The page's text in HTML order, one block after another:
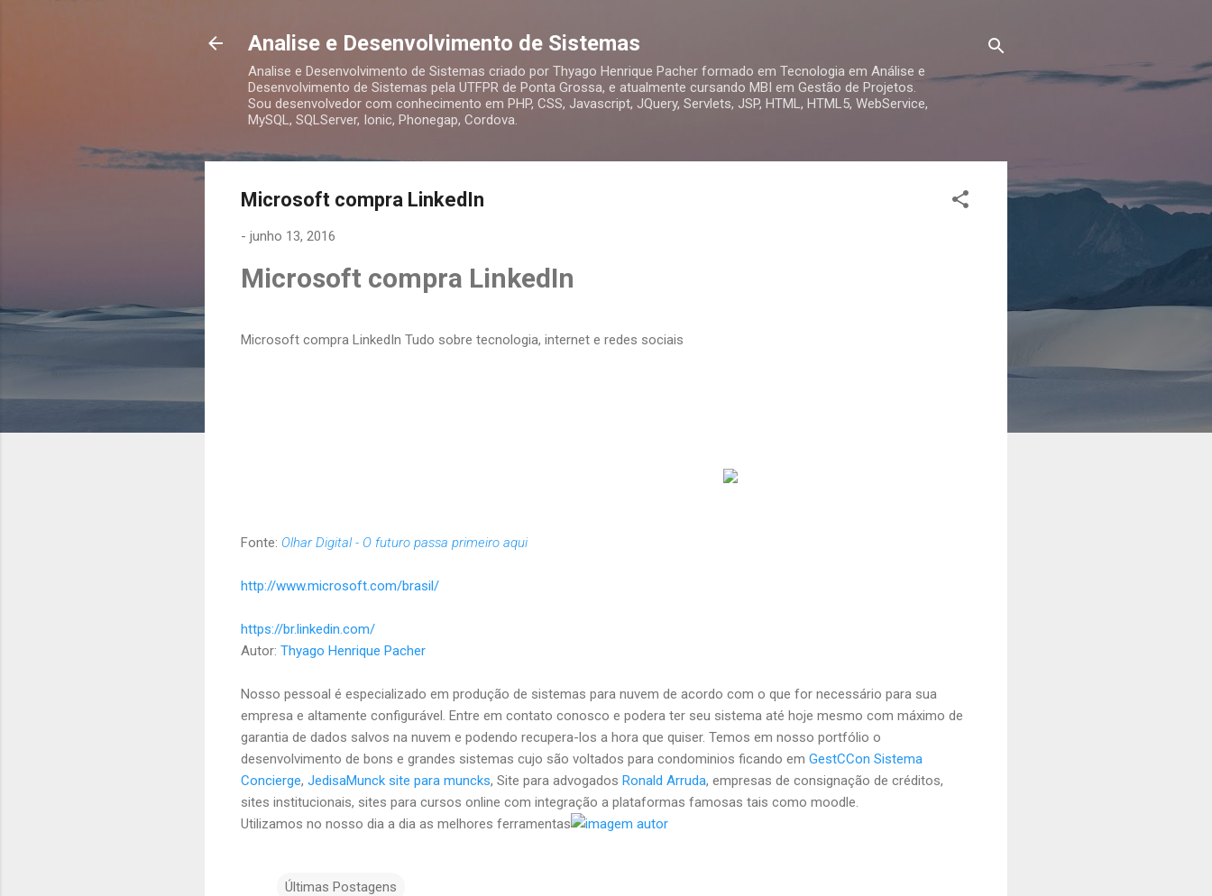
Analise e Desenvolvimento de Sistemas
Analise e Desenvolvimento de Sistemas criado por Thyago Henrique Pacher formado em Tecnologia em Análise e
Desenvolvimento de Sistemas pela UTFPR de Ponta Grossa, e atualmente cursando MBI em Gestão de Projetos.
Sou desenvolvedor com conhecimento em PHP, CSS, Javascript, JQuery, Servlets, JSP, HTML, HTML5, WebService,
MySQL, SQLServer, Ionic, Phonegap, Cordova.
Microsoft compra LinkedIn
- junho 13, 2016
Microsoft compra LinkedIn
Microsoft compra LinkedIn Tudo sobre tecnologia, internet e redes sociais
Fonte: Olhar Digital - O futuro passa primeiro aqui
http://www.microsoft.com/brasil/
https://br.linkedin.com/
Autor: Thyago Henrique Pacher
Nosso pessoal é especializado em produção de sistemas para nuvem de acordo com o que for necessário para sua
empresa e altamente configurável. Entre em contato conosco e podera ter seu sistema até hoje mesmo com máximo de
garantia de dados salvos na nuvem e podendo recupera-los a hora que quiser. Temos em nosso portfólio o
desenvolvimento de bons e grandes sistemas cujo são voltados para condominios ficando em GestCCon Sistema
Concierge, JedisaMunck site para muncks, Site para advogados Ronald Arruda, empresas de consignação de créditos,
sites institucionais, sites para cursos online com integração a plataformas famosas tais como moodle.
Utilizamos no nosso dia a dia as melhores ferramentas
Últimas Postagens